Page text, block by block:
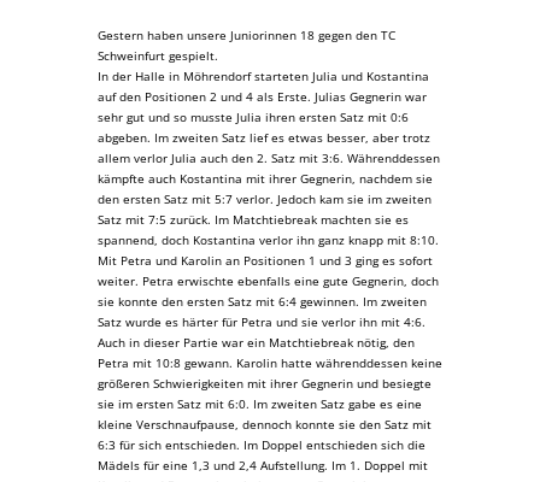
Gestern haben unsere Juniorinnen 18 gegen den TC
Schweinfurt gespielt.
In der Halle in Möhrendorf starteten Julia und Kostantina
auf den Positionen 2 und 4 als Erste. Julias Gegnerin war
sehr gut und so musste Julia ihren ersten Satz mit 0:6
abgeben. Im zweiten Satz lief es etwas besser, aber trotz
allem verlor Julia auch den 2. Satz mit 3:6. Währenddessen
kämpfte auch Kostantina mit ihrer Gegnerin, nachdem sie
den ersten Satz mit 5:7 verlor. Jedoch kam sie im zweiten
Satz mit 7:5 zurück. Im Matchtiebreak machten sie es
spannend, doch Kostantina verlor ihn ganz knapp mit 8:10.
Mit Petra und Karolin an Positionen 1 und 3 ging es sofort
weiter. Petra erwischte ebenfalls eine gute Gegnerin, doch
sie konnte den ersten Satz mit 6:4 gewinnen. Im zweiten
Satz wurde es härter für Petra und sie verlor ihn mit 4:6.
Auch in dieser Partie war ein Matchtiebreak nötig, den
Petra mit 10:8 gewann. Karolin hatte währenddessen keine
größeren Schwierigkeiten mit ihrer Gegnerin und besiegte
sie im ersten Satz mit 6:0. Im zweiten Satz gabe es eine
kleine Verschnaufpause, dennoch konnte sie den Satz mit
6:3 für sich entschieden. Im Doppel entschieden sich die
Mädels für eine 1,3 und 2,4 Aufstellung. Im 1. Doppel mit